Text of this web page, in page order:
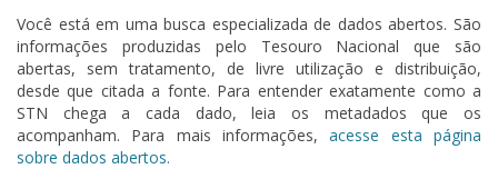
Você está em uma busca especializada de dados abertos. São
informações produzidas pelo Tesouro Nacional que são
abertas, sem tratamento, de livre utilização e distribuição,
desde que citada a fonte. Para entender exatamente como a
STN chega a cada dado, leia os metadados que os
acompanham. Para mais informações,acesse esta página
sobre dados abertos.